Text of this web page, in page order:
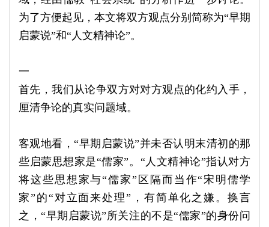
为了方便起见，本文将双方观点分别简称为“早期
启蒙说”和“人文精神论”。
一
首先，我们从论争双方对对方观点的化约入手，
厘清争论的真实问题域。
客观地看，“早期启蒙说”并未否认明末清初的那
些启蒙思想家是“儒家”。“人文精神论”指认对方
将这些思想家与“儒家”区隔而当作“宋明儒学
家”的“对立面来处理”，有简单化之嫌。换言
之，“早期启蒙说”所关注的不是“儒家”的身份问